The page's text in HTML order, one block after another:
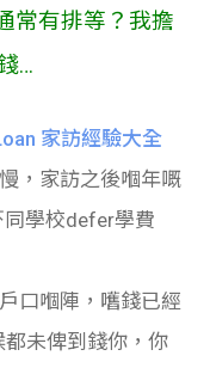
常有排等？我擔
…
家訪經驗大全
，家訪之後嗰年嘅
學校defer學費
口嗰陣，嚿錢已經
未俾到錢你，你